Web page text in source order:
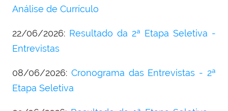
Análise de Currículo
22/06/2026: Resultado da 2ª Etapa Seletiva -
Entrevistas
08/06/2026: Cronograma das Entrevistas - 2ª
Etapa Seletiva